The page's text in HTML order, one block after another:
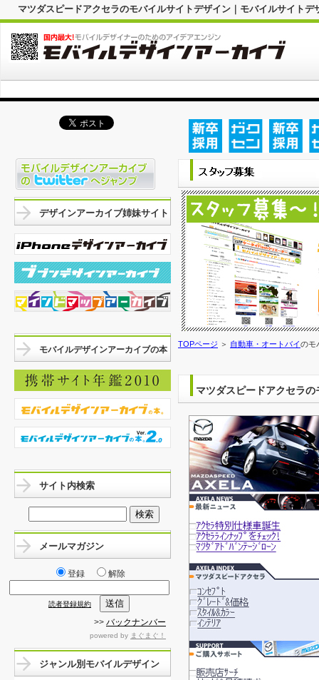
マツダスピードアクセラのモバイルサイトデザイン｜モバイルサイト
TOPページ ＞ 自動車・オートバイのモ
マツダスピードアクセラ
デザインアーカイブ姉妹サイト
モバイルデザインアーカイブの本
サイト内検索
メールマガジン
登録 解除
読者登録規約
>> バックナンバー
powered by まぐまぐ！
ジャンル別モバイルデザイン